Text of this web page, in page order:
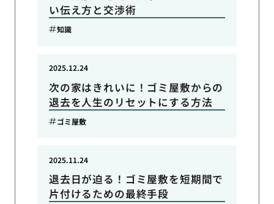
い伝え方と交渉術
知識
次の家はきれいに！ゴミ屋敷からの
退去を人生のリセットにする方法
2025.12.24
ゴミ屋敷
退去日が迫る！ゴミ屋敷を短期間で
片付けるための最終手段
2025.11.24